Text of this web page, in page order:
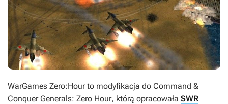
WarGames Zero:Hourto modyfikacja do Command &
Conquer Generals: Zero Hour, którą opracowała SWR